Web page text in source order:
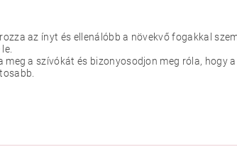
az ínyt és ellenálóbb a növekvő fogakkal
a szívókát és bizonyosodjon meg róla, hogy